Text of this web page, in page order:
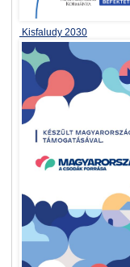
Kisfaludy 2030